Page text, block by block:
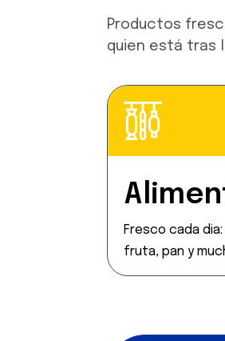
Productos
quien está tras
Fresco cada
fruta, pan y